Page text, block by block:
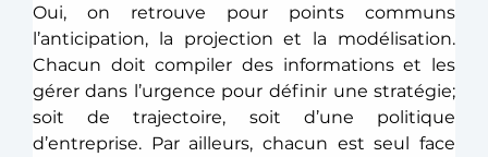
Oui, on retrouve pour points communs
l’anticipation, la projection et la modélisation.
Chacun doit compiler des informations et les
gérer dans l’urgence pour définir une stratégie;
soit de trajectoire, soit d’une politique
d’entreprise. Par ailleurs, chacun est seul face